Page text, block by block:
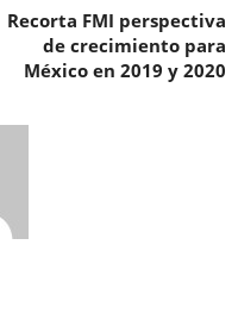
Recorta FMI perspectiva
de crecimiento para
México en 2019 y 2020